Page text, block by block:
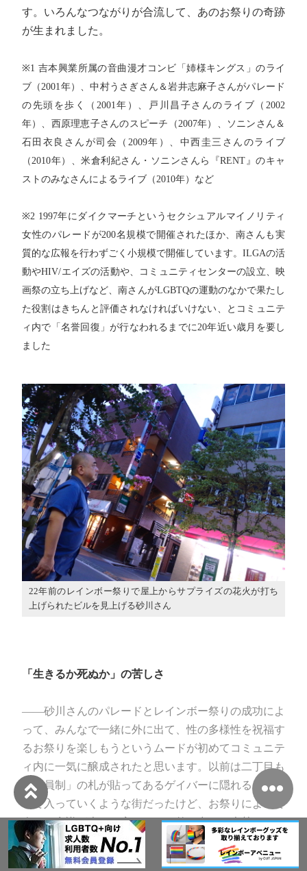
す。いろんなつながりが合流して、あのお祭りの奇跡
が生まれました。
※1 吉本興業所属の音曲漫才コンビ「姉様キングス」のライ
ブ（2001年）、中村うさぎさん＆岩井志麻子さんがパレード
の先頭を歩く（2001年）、戸川昌子さんのライブ（2002
年）、西原理恵子さんのスピーチ（2007年）、ソニンさん＆
石田衣良さんが司会（2009年）、中西圭三さんのライブ
（2010年）、米倉利紀さん・ソニンさんら『RENT』のキャ
ストのみなさんによるライブ（2010年）など
※2 1997年にダイクマーチというセクシュアルマイノリティ
女性のパレードが200名規模で開催されたほか、南さんも実
質的な広報を行わずごく小規模で開催しています。ILGAの活
動やHIV/エイズの活動や、コミュニティセンターの設立、映
画祭の立ち上げなど、南さんがLGBTQの運動のなかで果たし
た役割はきちんと評価されなければいけない、とコミュニテ
ィ内で「名誉回復」が行なわれるまでに20年近い歳月を要し
ました
22年前のレインボー祭りで屋上からサプライズの花火が打ち
上げられたビルを見上げる砂川さん
「生きるか死ぬか」の苦しさ
――砂川さんのパレードとレインボー祭りの成功によ
って、みんなで一緒に外に出て、性の多様性を祝福す
るお祭りを楽しもうというムードが初めてコミュニテ
ィ内に一気に醸成されたと思います。以前は二丁目も
「会員制」の札が貼ってあるゲイバーに隠れるように
して入っていくような街だったけど、お祭りによって
人々の意識が大きく変わって、外に出て、大勢でオー
プンに楽しむことがこんなに気持ちいいのかと、じゃ
あ来年はパレードにも行ってみるか、というような気